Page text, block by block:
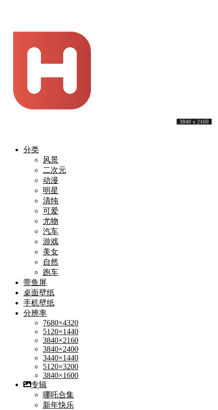
分类
风景
二次元
动漫
明星
清纯
可爱
尤物
汽车
游戏
美女
自然
跑车
带鱼屏
桌面壁纸
手机壁纸
分辨率
7680×4320
5120×1440
3840×2160
3840×2400
3440×1440
5120×3200
3840×1600
专辑
哪吒合集
新年快乐
3840 x 2160
5120 x 3200
3840 x 2160
3840 x 2400
3840 x 2160
3840 x 2160
4096 x 2175
3840 x 2160
3840 x 2160
3840 x 2400